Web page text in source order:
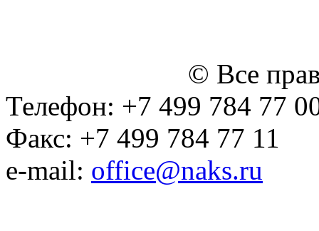
© Все
Телефон: +7 499 784 77
Факс: +7 499 784 77 11
e-mail: office@naks.ru